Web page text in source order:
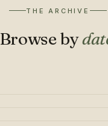
THE ARCHIVE
Browse by